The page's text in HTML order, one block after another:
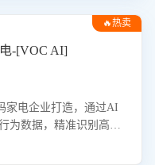
优势，有效提升咨询转
精准扬长避短。
🔥热卖
-[VOC AI]
家电企业打造，通过AI
为数据，精准识别高流
输出可落地的挽回策